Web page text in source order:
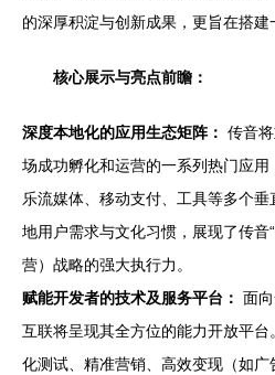
的深厚积淀与创新成果，更旨在搭建
核心展示与亮点前瞻：
深度本地化的应用生态矩阵： 传音
场成功孵化和运营的一系列热门应
乐流媒体、移动支付、工具等多个
地用户需求与文化习惯，展现了传音
营）战略的强大执行力。
赋能开发者的技术及服务平台： 面
互联将呈现其全方位的能力开放平
化测试、精准营销、高效变现（如